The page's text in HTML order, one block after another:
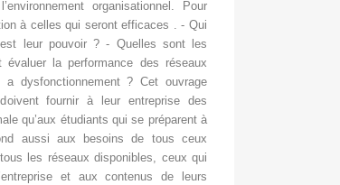
organisationnel. Pour
à celles qui seront efficaces . - Qui
leur pouvoir ? - Quelles sont les
la performance des réseaux
dysfonctionnement ? Cet ouvrage
fournir à leur entreprise des
qu’aux étudiants qui se préparent à
aussi aux besoins de tous ceux
les réseaux disponibles, ceux qui
et aux contenus de leurs